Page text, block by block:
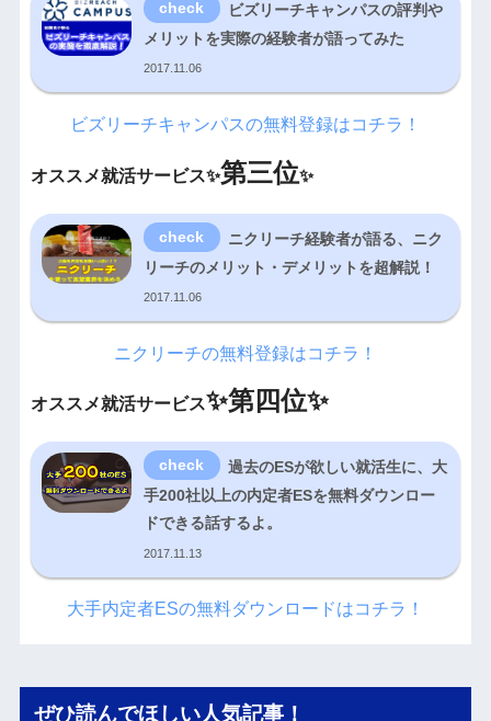
ビズリーチキャンパスの評判や
メリットを実際の経験者が語ってみた
2017.11.06
ビズリーチキャンパスの無料登録はコチラ！
オススメ就活サービス✨第三位✨
ニクリーチ経験者が語る、ニク
リーチのメリット・デメリットを超解説！
2017.11.06
ニクリーチの無料登録はコチラ！
オススメ就活サービス✨第四位✨
過去のESが欲しい就活生に、大
手200社以上の内定者ESを無料ダウンロー
ドできる話するよ。
2017.11.13
大手内定者ESの無料ダウンロードはコチラ！
ぜひ読んでほしい人気記事！